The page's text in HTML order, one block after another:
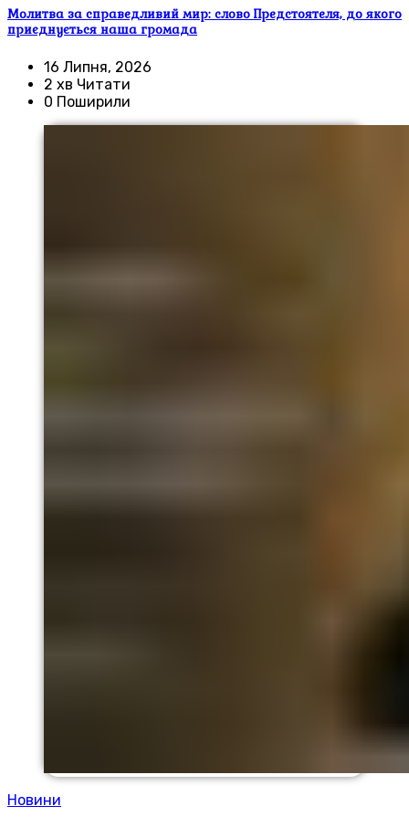
Молитва за справедливий мир: слово Предстоятеля, до якого
приєднується наша громада
16 Липня, 2026
2 хв Читати
0 Поширили
Новини